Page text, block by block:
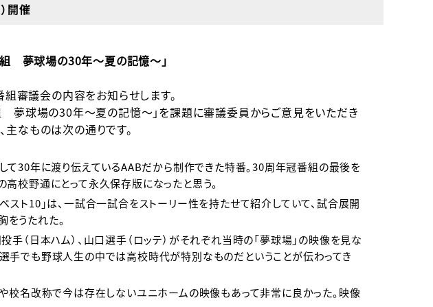
開催
夢球場の30年～夏の記憶～」
審議会の内容をお知らせします。
球場の30年～夏の記憶～」を課題に審議委員からご意見をいただき
主なものは次の通りです。
て30年に渡り伝えているAABだから制作できた特番。30周年冠番組の最後を
校野通にとって永久保存版になったと思う。
スト10」は、一試合一試合をストーリー性を持たせて紹介していて、試合展開
うたれた。
手（日本ハム）、山口選手（ロッテ）がそれぞれ当時の「夢球場」の映像を見な
手でも野球人生の中では高校時代が特別なものだということが伝わってき
や校名改称で今は存在しないユニホームの映像もあって非常に良かった。映像